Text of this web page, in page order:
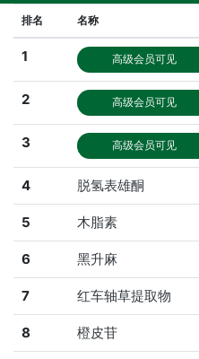
排名 名称
1 高级会员可见
2 高级会员可见
3 高级会员可见
4 脱氢表雄酮
5 木脂素
6 黑升麻
7 红车轴草提取物
8 橙皮苷